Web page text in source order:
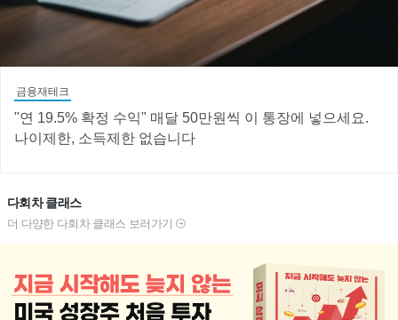
금융재테크
"연 19.5% 확정 수익" 매달 50만원씩 이 통장에 넣으세요.
나이제한, 소득제한 없습니다
다회차 클래스
더 다양한 다회차 클래스 보러가기